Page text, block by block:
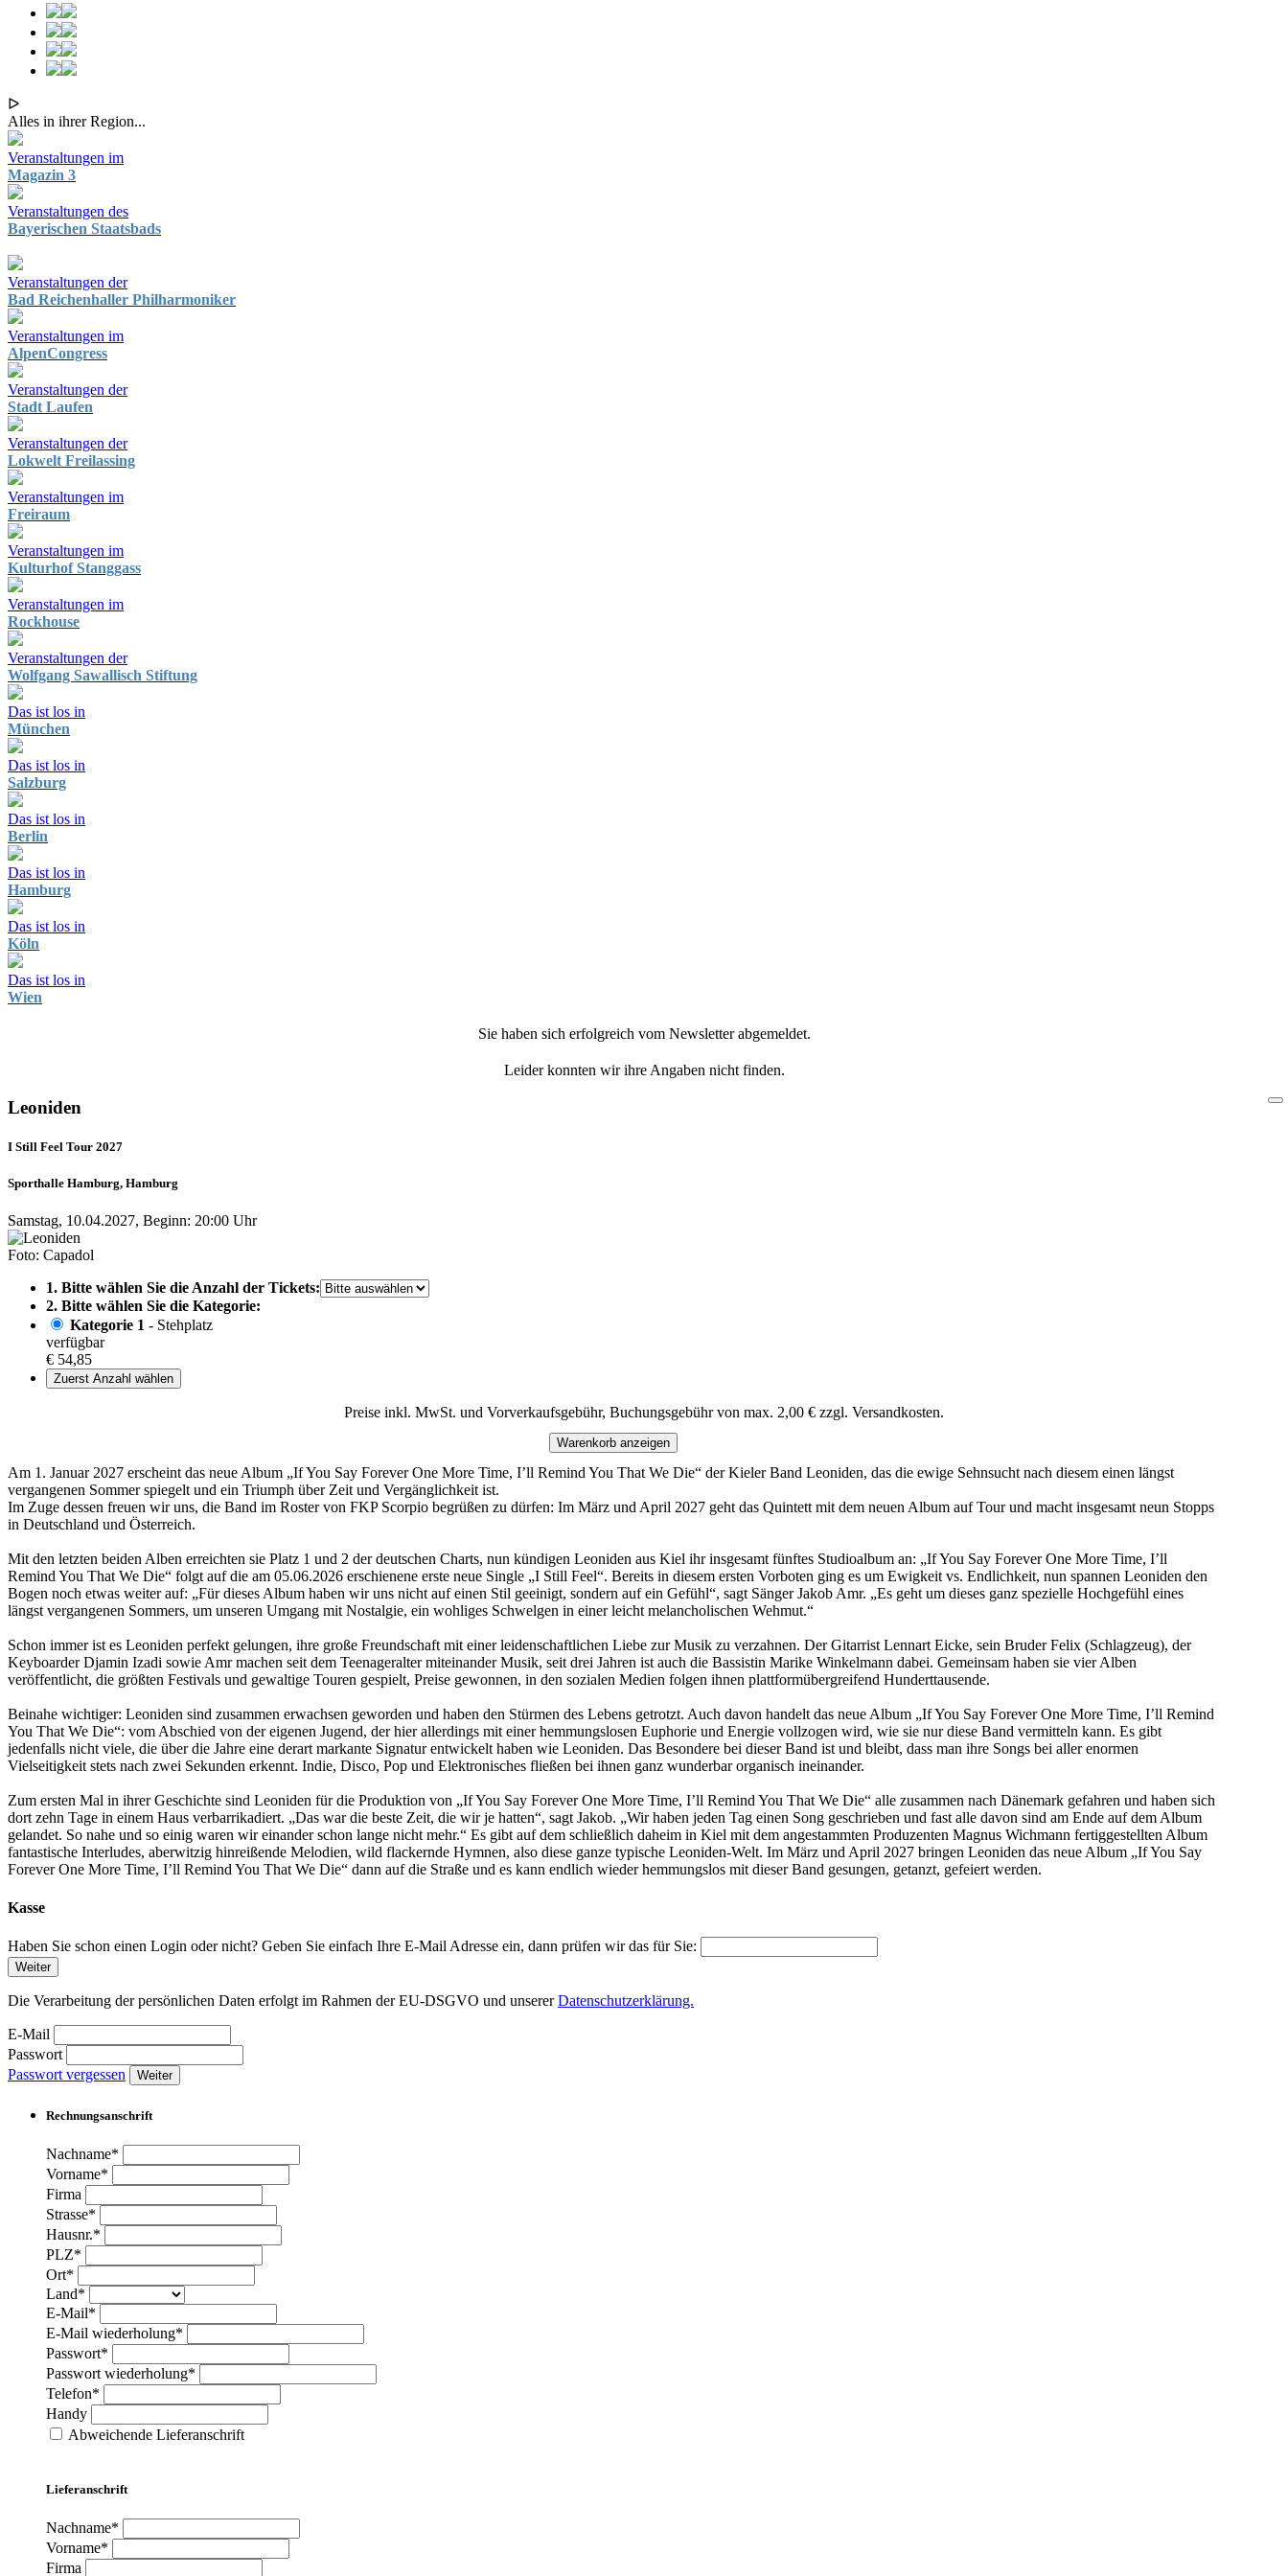
ᐅ
Alles in ihrer Region...
Veranstaltungen im
Magazin 3
Veranstaltungen des
Bayerischen Staatsbads
Veranstaltungen der
Bad Reichenhaller Philharmoniker
Veranstaltungen im
AlpenCongress
Veranstaltungen der
Stadt Laufen
Veranstaltungen der
Lokwelt Freilassing
Veranstaltungen im
Freiraum
Veranstaltungen im
Kulturhof Stanggass
Veranstaltungen im
Rockhouse
Veranstaltungen der
Wolfgang Sawallisch Stiftung
Das ist los in
München
Das ist los in
Salzburg
Das ist los in
Berlin
Das ist los in
Hamburg
Das ist los in
Köln
Das ist los in
Wien
Sie haben sich erfolgreich vom Newsletter abgemeldet.
Leider konnten wir ihre Angaben nicht finden.
Leoniden
I Still Feel Tour 2027
Sporthalle Hamburg, Hamburg
Samstag, 10.04.2027, Beginn: 20:00 Uhr
Foto: Capadol
1. Bitte wählen Sie die Anzahl der Tickets:
2. Bitte wählen Sie die Kategorie:
Kategorie 1 - Stehplatz
verfügbar
€ 54,85
Zuerst Anzahl wählen
Preise inkl. MwSt. und Vorverkaufsgebühr, Buchungsgebühr von max. 2,00 € zzgl. Versandkosten.
Warenkorb anzeigen
Am 1. Januar 2027 erscheint das neue Album „If You Say Forever One More Time, I’ll Remind You That We Die“ der Kieler Band Leoniden, das die ewige Sehnsucht nach diesem einen längst
vergangenen Sommer spiegelt und ein Triumph über Zeit und Vergänglichkeit ist.
Im Zuge dessen freuen wir uns, die Band im Roster von FKP Scorpio begrüßen zu dürfen: Im März und April 2027 geht das Quintett mit dem neuen Album auf Tour und macht insgesamt neun Stopps
in Deutschland und Österreich.
Mit den letzten beiden Alben erreichten sie Platz 1 und 2 der deutschen Charts, nun kündigen Leoniden aus Kiel ihr insgesamt fünftes Studioalbum an: „If You Say Forever One More Time, I’ll
Remind You That We Die“ folgt auf die am 05.06.2026 erschienene erste neue Single „I Still Feel“. Bereits in diesem ersten Vorboten ging es um Ewigkeit vs. Endlichkeit, nun spannen Leoniden den
Bogen noch etwas weiter auf: „Für dieses Album haben wir uns nicht auf einen Stil geeinigt, sondern auf ein Gefühl“, sagt Sänger Jakob Amr. „Es geht um dieses ganz spezielle Hochgefühl eines
längst vergangenen Sommers, um unseren Umgang mit Nostalgie, ein wohliges Schwelgen in einer leicht melancholischen Wehmut.“
Schon immer ist es Leoniden perfekt gelungen, ihre große Freundschaft mit einer leidenschaftlichen Liebe zur Musik zu verzahnen. Der Gitarrist Lennart Eicke, sein Bruder Felix (Schlagzeug), der
Keyboarder Djamin Izadi sowie Amr machen seit dem Teenageralter miteinander Musik, seit drei Jahren ist auch die Bassistin Marike Winkelmann dabei. Gemeinsam haben sie vier Alben
veröffentlicht, die größten Festivals und gewaltige Touren gespielt, Preise gewonnen, in den sozialen Medien folgen ihnen plattformübergreifend Hunderttausende.
Beinahe wichtiger: Leoniden sind zusammen erwachsen geworden und haben den Stürmen des Lebens getrotzt. Auch davon handelt das neue Album „If You Say Forever One More Time, I’ll Remind
You That We Die“: vom Abschied von der eigenen Jugend, der hier allerdings mit einer hemmungslosen Euphorie und Energie vollzogen wird, wie sie nur diese Band vermitteln kann. Es gibt
jedenfalls nicht viele, die über die Jahre eine derart markante Signatur entwickelt haben wie Leoniden. Das Besondere bei dieser Band ist und bleibt, dass man ihre Songs bei aller enormen
Vielseitigkeit stets nach zwei Sekunden erkennt. Indie, Disco, Pop und Elektronisches fließen bei ihnen ganz wunderbar organisch ineinander.
Zum ersten Mal in ihrer Geschichte sind Leoniden für die Produktion von „If You Say Forever One More Time, I’ll Remind You That We Die“ alle zusammen nach Dänemark gefahren und haben sich
dort zehn Tage in einem Haus verbarrikadiert. „Das war die beste Zeit, die wir je hatten“, sagt Jakob. „Wir haben jeden Tag einen Song geschrieben und fast alle davon sind am Ende auf dem Album
gelandet. So nahe und so einig waren wir einander schon lange nicht mehr.“ Es gibt auf dem schließlich daheim in Kiel mit dem angestammten Produzenten Magnus Wichmann fertiggestellten Album
fantastische Interludes, aberwitzig hinreißende Melodien, wild flackernde Hymnen, also diese ganze typische Leoniden-Welt. Im März und April 2027 bringen Leoniden das neue Album „If You Say
Forever One More Time, I’ll Remind You That We Die“ dann auf die Straße und es kann endlich wieder hemmungslos mit dieser Band gesungen, getanzt, gefeiert werden.
Kasse
Haben Sie schon einen Login oder nicht? Geben Sie einfach Ihre E-Mail Adresse ein, dann prüfen wir das für Sie:
Weiter
Die Verarbeitung der persönlichen Daten erfolgt im Rahmen der EU-DSGVO und unsererDatenschutzerklärung.
E-Mail
Passwort
Passwort vergessen
Weiter
Rechnungsanschrift
Nachname*
Vorname*
Firma
Strasse*
Hausnr.*
PLZ*
Ort*
Land*
E-Mail*
E-Mail wiederholung*
Passwort*
Passwort wiederholung*
Telefon*
Handy
Abweichende Lieferanschrift
Lieferanschrift
Nachname*
Vorname*
Firma